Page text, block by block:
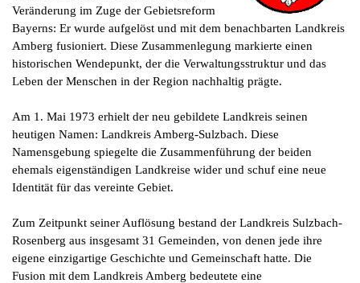
Veränderung im Zuge der Gebietsreform
Bayerns: Er wurde aufgelöst und mit dem benachbarten Landkreis
Amberg fusioniert. Diese Zusammenlegung markierte einen
historischen Wendepunkt, der die Verwaltungsstruktur und das
Leben der Menschen in der Region nachhaltig prägte.
Am 1. Mai 1973 erhielt der neu gebildete Landkreis seinen
heutigen Namen: Landkreis Amberg-Sulzbach. Diese
Namensgebung spiegelte die Zusammenführung der beiden
ehemals eigenständigen Landkreise wider und schuf eine neue
Identität für das vereinte Gebiet.
Zum Zeitpunkt seiner Auflösung bestand der Landkreis Sulzbach-
Rosenberg aus insgesamt 31 Gemeinden, von denen jede ihre
eigene einzigartige Geschichte und Gemeinschaft hatte. Die
Fusion mit dem Landkreis Amberg bedeutete eine